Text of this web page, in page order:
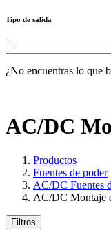
Tipo de salida
¿No encuentras lo que
AC/DC
Productos
Fuentes de poder
AC/DC Fuentes
AC/DC Montaje
Filtros